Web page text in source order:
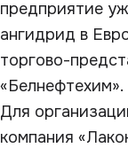
предприятие
ангидрид в
торгово-
«Белнефтехим».
Для
компания